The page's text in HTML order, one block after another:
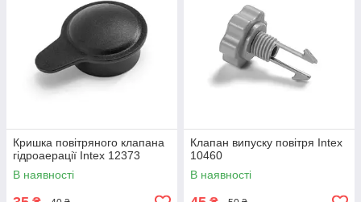
Кришка повітряного клапана
гідроаерації Intex 12373
В наявності
Клапан випуску повітря Intex
10460
В наявності